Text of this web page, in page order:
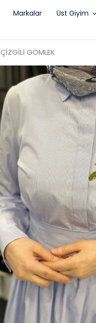
Markalar Üst Giyim
ÇİZGİLİ GÖMLEK